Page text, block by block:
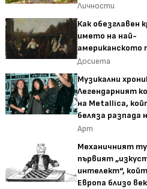
Личности
Как обезглавен
името на най-
американското
Досиета
Музикални
Легендарният
на Metallica,
беляза разпада
Арт
Механичният
първият
интелект“,
Европа близо век